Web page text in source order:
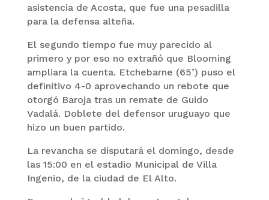
asistencia de Acosta, que fue una pesadilla
para la defensa alteña.
El segundo tiempo fue muy parecido al
primero y por eso no extrañó que Blooming
ampliara la cuenta. Etchebarne (65’) puso el
definitivo 4-0 aprovechando un rebote que
otorgó Baroja tras un remate de Guido
Vadalá. Doblete del defensor uruguayo que
hizo un buen partido.
La revancha se disputará el domingo, desde
las 15:00 en el estadio Municipal de Villa
Ingenio, de la ciudad de El Alto.